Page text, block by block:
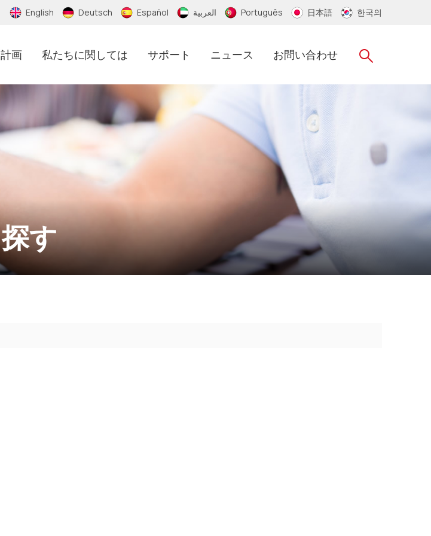
English Deutsch Español العربية Português 日本語 한국의
計画 私たちに関しては サポート ニュース お問い合わせ
探す